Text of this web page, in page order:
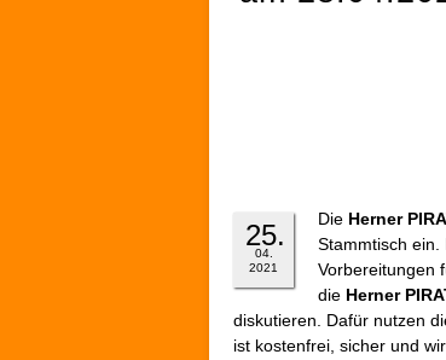
25.
04.
2021
Die Herner
Stammtisch
Vorbereitungen
die Herner
diskutieren. Dafür nutzen
ist kostenfrei, sicher und